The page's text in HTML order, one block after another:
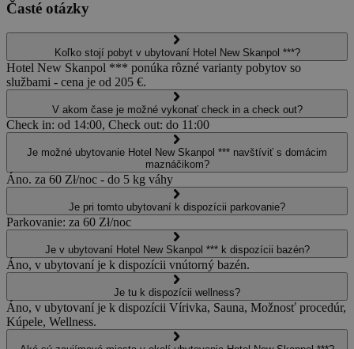
Časté otázky
Koľko stojí pobyt v ubytovaní Hotel New Skanpol ***?
Hotel New Skanpol *** ponúka rôzné varianty pobytov so
službami - cena je od 205 €.
V akom čase je možné vykonať check in a check out?
Check in: od 14:00, Check out: do 11:00
Je možné ubytovanie Hotel New Skanpol *** navštíviť s domácim
maznáčikom?
Áno. za 60 Zł/noc - do 5 kg váhy
Je pri tomto ubytovaní k dispozícii parkovanie?
Parkovanie: za 60 Zł/noc
Je v ubytovaní Hotel New Skanpol *** k dispozícii bazén?
Áno, v ubytovaní je k dispozícii vnútorný bazén.
Je tu k dispozícii wellness?
Áno, v ubytovaní je k dispozícii Vírivka, Sauna, Možnosť procedúr,
Kúpele, Wellness.